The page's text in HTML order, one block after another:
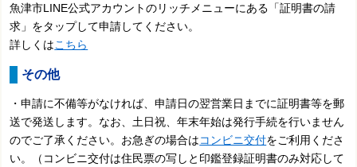
魚津市LINE公式アカウントのリッチメニューにある「証明書の請
求」をタップして申請してください。
詳しくはこちら
その他
・申請に不備等がなければ、申請日の翌営業日までに証明書等を郵
送で発送します。なお、土日祝、年末年始は発行手続を行いません
のでご了承ください。 お急ぎの場合はコンビニ交付をご利用くださ
い。（コンビニ交付は住民票の写しと印鑑登録証明書のみ対応して